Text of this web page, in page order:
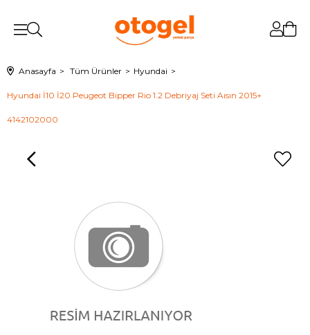
Anasayfa Tüm Ürünler Hyundai
Hyundai İ10 İ20 Peugeot Bipper Rio 1.2 Debriyaj Seti Aısın 2015+
4142102000